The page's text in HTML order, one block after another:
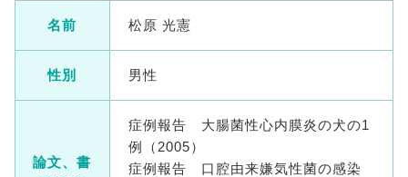
名前 松原 光憲
性別 男性
論文、書
症例報告 大腸菌性心内膜炎の犬の1
例（2005）
症例報告 口腔由来嫌気性菌の感染